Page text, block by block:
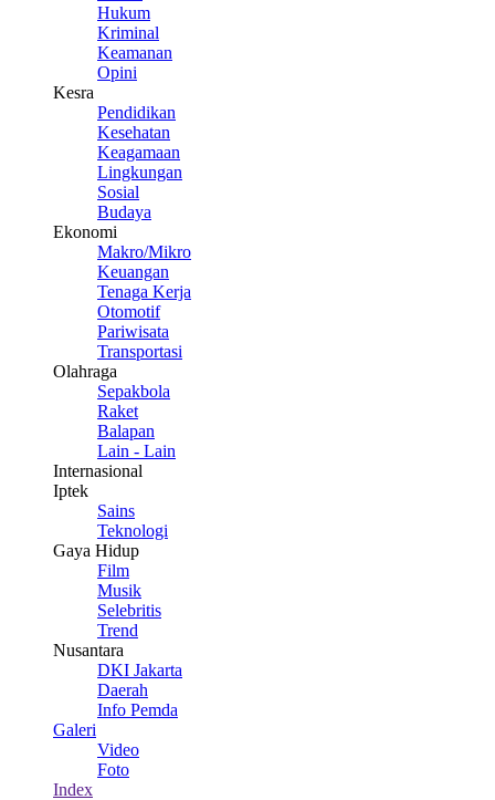
Hukum
Kriminal
Keamanan
Opini
Kesra
Pendidikan
Kesehatan
Keagamaan
Lingkungan
Sosial
Budaya
Ekonomi
Makro/Mikro
Keuangan
Tenaga Kerja
Otomotif
Pariwisata
Transportasi
Olahraga
Sepakbola
Raket
Balapan
Lain - Lain
Internasional
Iptek
Sains
Teknologi
Gaya Hidup
Film
Musik
Selebritis
Trend
Nusantara
DKI Jakarta
Daerah
Info Pemda
Galeri
Video
Foto
Index